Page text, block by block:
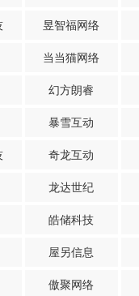
昱智福网络
当当猫网络
幻方朗睿
暴雪互动
奇龙互动
龙达世纪
皓储科技
屋另信息
傲聚网络